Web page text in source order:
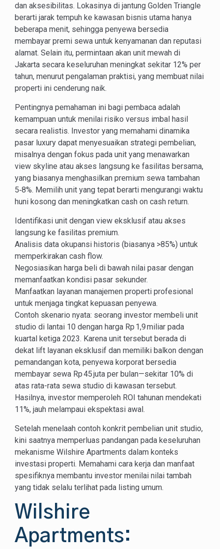
dan aksesibilitas. Lokasinya di jantung Golden Triangle
berarti jarak tempuh ke kawasan bisnis utama hanya
beberapa menit, sehingga penyewa bersedia
membayar premi sewa untuk kenyamanan dan reputasi
alamat. Selain itu, permintaan akan unit mewah di
Jakarta secara keseluruhan meningkat sekitar 12% per
tahun, menurut pengalaman praktisi, yang membuat nilai
properti ini cenderung naik.
Pentingnya pemahaman ini bagi pembaca adalah
kemampuan untuk menilai risiko versus imbal hasil
secara realistis. Investor yang memahami dinamika
pasar luxury dapat menyesuaikan strategi pembelian,
misalnya dengan fokus pada unit yang menawarkan
view skyline atau akses langsung ke fasilitas bersama,
yang biasanya menghasilkan premium sewa tambahan
5‑8%. Memilih unit yang tepat berarti mengurangi waktu
huni kosong dan meningkatkan cash on cash return.
Identifikasi unit dengan view eksklusif atau akses
langsung ke fasilitas premium.
Analisis data okupansi historis (biasanya >85%) untuk
memperkirakan cash flow.
Negosiasikan harga beli di bawah nilai pasar dengan
memanfaatkan kondisi pasar sekunder.
Manfaatkan layanan manajemen properti profesional
untuk menjaga tingkat kepuasan penyewa.
Contoh skenario nyata: seorang investor membeli unit
studio di lantai 10 dengan harga Rp 1,9 miliar pada
kuartal ketiga 2023. Karena unit tersebut berada di
dekat lift layanan eksklusif dan memiliki balkon dengan
pemandangan kota, penyewa korporat bersedia
membayar sewa Rp 45 juta per bulan—sekitar 10% di
atas rata-rata sewa studio di kawasan tersebut.
Hasilnya, investor memperoleh ROI tahunan mendekati
11%, jauh melampaui ekspektasi awal.
Setelah menelaah contoh konkrit pembelian unit studio,
kini saatnya memperluas pandangan pada keseluruhan
mekanisme Wilshire Apartments dalam konteks
investasi properti. Memahami cara kerja dan manfaat
spesifiknya membantu investor menilai nilai tambah
yang tidak selalu terlihat pada listing umum.
Wilshire
Apartments: